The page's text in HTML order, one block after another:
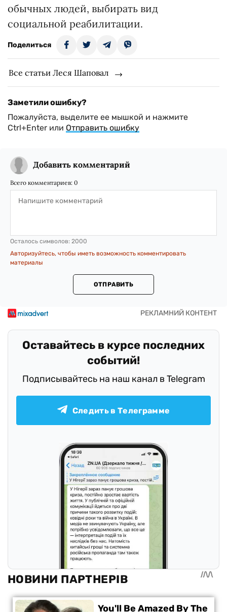
обычных людей, выбирать вид
социальной реабилитации.
Поделиться
Все статьи Леся Шаповал
Заметили ошибку?
Пожалуйста, выделите ее мышкой и нажмите
Ctrl+Enter или Отправить ошибку
Добавить комментарий
Всего комментариев: 0
Осталось символов: 2000
Авторизуйтесь, чтобы иметь возможность комментировать
материалы
ОТПРАВИТЬ
Оставайтесь в курсе последних
событий!
Подписывайтесь на наш канал в Telegram
Следить в Телеграмме